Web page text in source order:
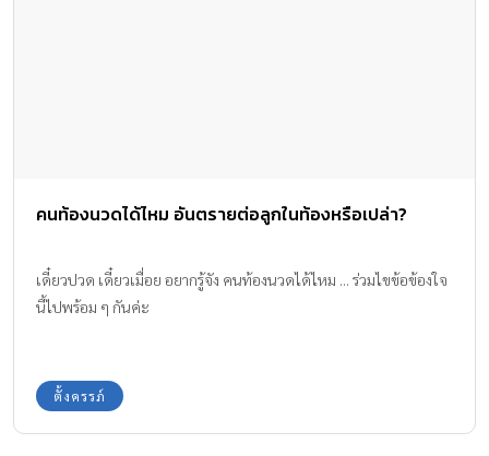
คนท้องนวดได้ไหม อันตรายต่อลูกในท้องหรือเปล่า?
เดี๋ยวปวด เดี๋ยวเมื่อย อยากรู้จัง คนท้องนวดได้ไหม ... ร่วมไขข้อข้องใจ
นี้ไปพร้อม ๆ กันค่ะ
ตั้งครรภ์